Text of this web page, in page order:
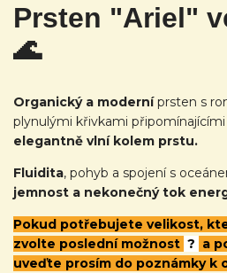
Prsten "Ariel"
🌊
Organický a moderníprsten s
plynulými křivkami
elegantně vlní kolem prstu.
Fluidita, pohyb a spojení s
jemnost a nekonečný tok
Pokud potřebujete velikost,
zvolte poslední možnost ? a
uveďte prosím do poznámky k